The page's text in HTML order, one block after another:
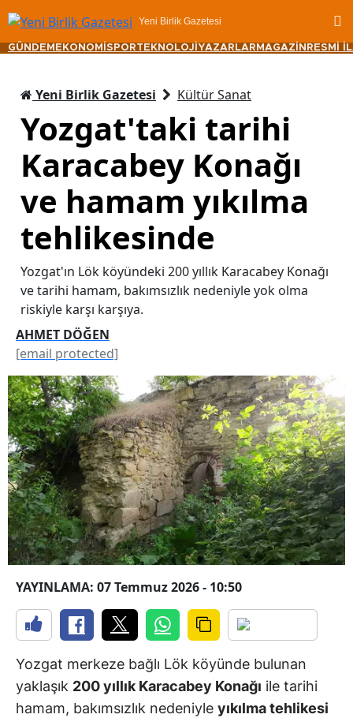
Yeni Birlik Gazetesi
GÜNDEM EKONOMİ SPORTEKNOLOJİ YAZARLAR MAGAZİN RESMİ
Yeni Birlik Gazetesi Kültür Sanat
Yozgat'taki tarihi
Karacabey Konağı
ve hamam yıkılma
tehlikesinde
Yozgat'ın Lök köyündeki 200 yıllık Karacabey Konağı
ve tarihi hamam, bakımsızlık nedeniyle yok olma
riskiyle karşı karşıya.
AHMET DÖĞEN
[email protected]
YAYINLAMA: 07 Temmuz 2026 - 10:50
Yozgat merkeze bağlı Lök köyünde bulunan
yaklaşık 200 yıllık Karacabey Konağı ile tarihi
hamam, bakımsızlık nedeniyle yıkılma tehlikesi